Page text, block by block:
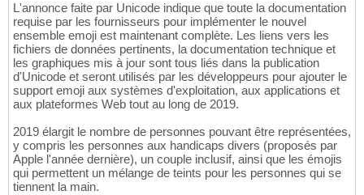
L'annonce faite par Unicode indique que toute la documentation
requise par les fournisseurs pour implémenter le nouvel
ensemble emoji est maintenant complète. Les liens vers les
fichiers de données pertinents, la documentation technique et
les graphiques mis à jour sont tous liés dans la publication
d'Unicode et seront utilisés par les développeurs pour ajouter le
support emoji aux systèmes d'exploitation, aux applications et
aux plateformes Web tout au long de 2019.
2019 élargit le nombre de personnes pouvant être représentées,
y compris les personnes aux handicaps divers (proposés par
Apple l'année dernière), un couple inclusif, ainsi que les émojis
qui permettent un mélange de teints pour les personnes qui se
tiennent la main.